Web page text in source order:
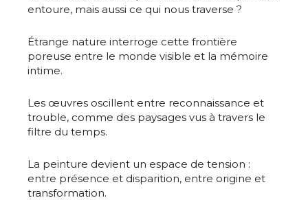
entoure, mais aussi ce qui nous traverse ?
Étrange nature interroge cette frontière
poreuse entre le monde visible et la mémoire
intime.
Les œuvres oscillent entre reconnaissance et
trouble, comme des paysages vus à travers le
filtre du temps.
La peinture devient un espace de tension :
entre présence et disparition, entre origine et
transformation.